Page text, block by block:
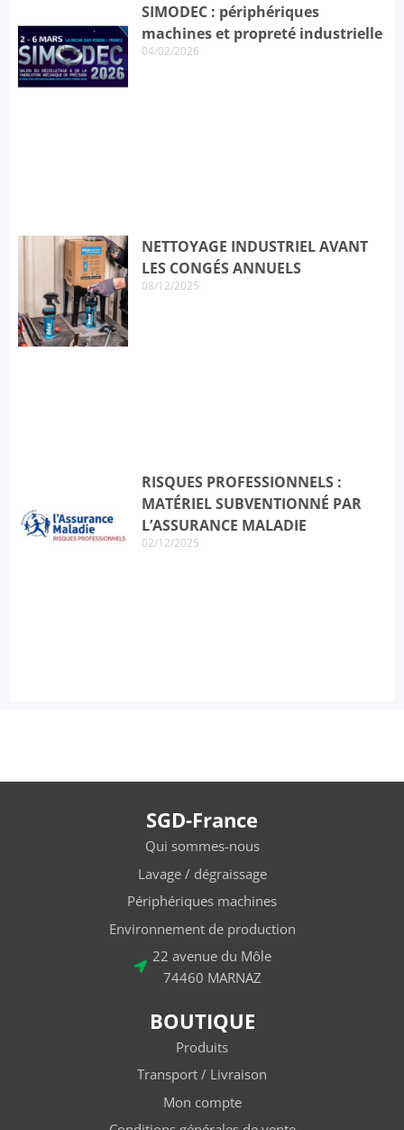
SIMODEC : périphériques
machines et propreté industrielle
04/02/2026
NETTOYAGE INDUSTRIEL AVANT
LES CONGÉS ANNUELS
08/12/2025
RISQUES PROFESSIONNELS :
MATÉRIEL SUBVENTIONNÉ PAR
L’ASSURANCE MALADIE
02/12/2025
SGD-France
Qui sommes-nous
Lavage / dégraissage
Périphériques machines
Environnement de production
22 avenue du Môle
74460 MARNAZ
BOUTIQUE
Produits
Transport / Livraison
Mon compte